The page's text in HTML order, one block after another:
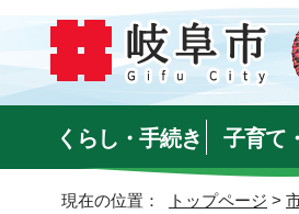
くらし・手続き 子育て
現在の位置： トップページ >